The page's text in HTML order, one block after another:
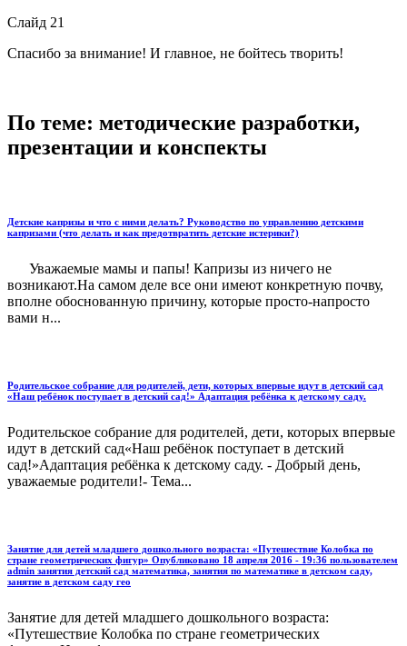
Слайд 21
Спасибо за внимание! И главное, не бойтесь творить!
По теме: методические разработки,
презентации и конспекты
Детские капризы и что с ними делать? Руководство по управлению детскими
капризами (что делать и как предотвратить детские истерики?)
Уважаемые мамы и папы! Капризы из ничего не
возникают.На самом деле все они имеют конкретную почву,
вполне обосно­ванную причину, которые просто-напросто
вами н...
Родительское собрание для родителей, дети, которых впервые идут в детский сад
«Наш ребёнок поступает в детский сад!» Адаптация ребёнка к детскому саду.
Родительское собрание для родителей, дети, которых впервые
идут в детский сад«Наш ребёнок поступает в детский
сад!»Адаптация ребёнка к детскому саду. - Добрый день,
уважаемые родители!- Тема...
Занятие для детей младшего дошкольного возраста: «Путешествие Колобка по
стране геометрических фигур» Опубликовано 18 апреля 2016 - 19:36 пользователем
admin занятия детский сад математика, занятия по математике в детском саду,
занятие в детском саду гео
Занятие для детей младшего дошкольного возраста:
«Путешествие Колобка по стране геометрических